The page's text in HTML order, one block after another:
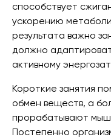
способствует
ускорению
результата важно
должно
активному
Короткие занятия
обмен веществ, а
прорабатывают
Постепенно